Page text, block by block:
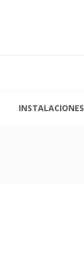
INSTALACIONES